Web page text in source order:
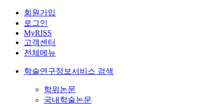
회원가입
로그인
MyRISS
고객센터
전체메뉴
학술연구정보서비스 검색
학위논문
국내학술논문